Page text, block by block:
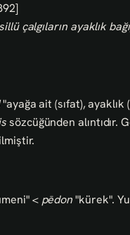
çalgıların ayaklık
"ayağa ait (sıfat), ayaklık
sözcüğünden alıntıdır.
< pēdon"kürek".